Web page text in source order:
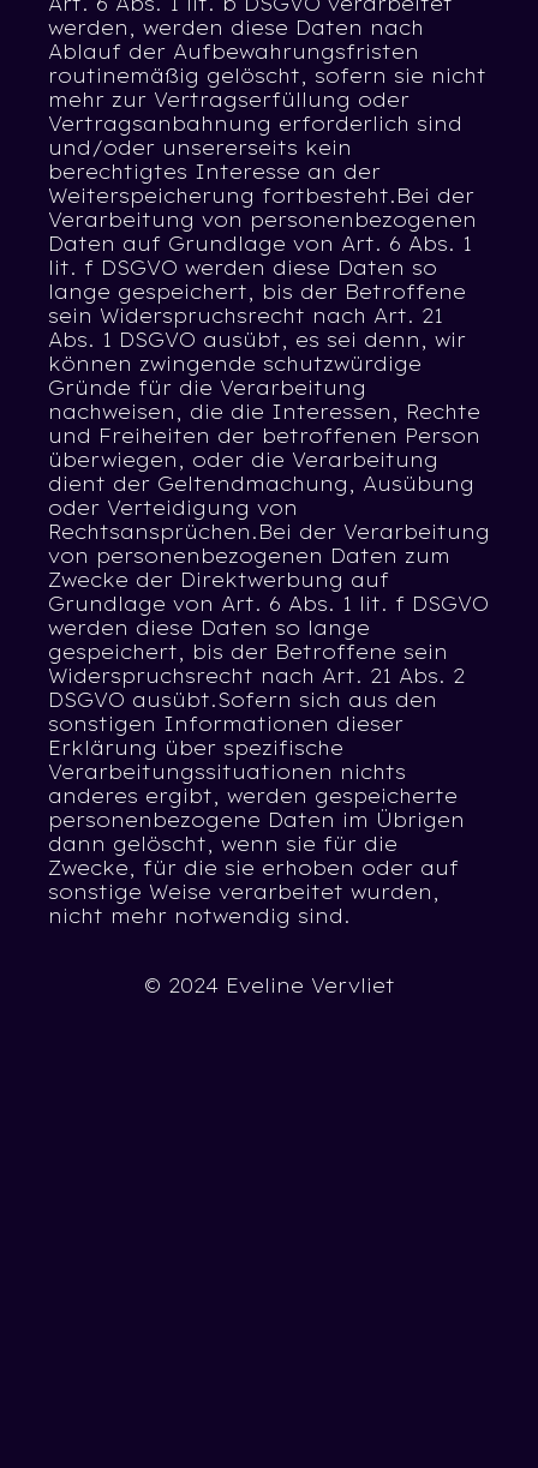
werden, werden diese Daten nach
Ablauf der Aufbewahrungsfristen
routinemäßig gelöscht, sofern sie nicht
mehr zur Vertragserfüllung oder
Vertragsanbahnung erforderlich sind
und/oder unsererseits kein
berechtigtes Interesse an der
Weiterspeicherung fortbesteht.Bei der
Verarbeitung von personenbezogenen
Daten auf Grundlage von Art. 6 Abs. 1
lit. f DSGVO werden diese Daten so
lange gespeichert, bis der Betroffene
sein Widerspruchsrecht nach Art. 21
Abs. 1 DSGVO ausübt, es sei denn, wir
können zwingende schutzwürdige
Gründe für die Verarbeitung
nachweisen, die die Interessen, Rechte
und Freiheiten der betroffenen Person
überwiegen, oder die Verarbeitung
dient der Geltendmachung, Ausübung
oder Verteidigung von
Rechtsansprüchen.Bei der Verarbeitung
von personenbezogenen Daten zum
Zwecke der Direktwerbung auf
Grundlage von Art. 6 Abs. 1 lit. f DSGVO
werden diese Daten so lange
gespeichert, bis der Betroffene sein
Widerspruchsrecht nach Art. 21 Abs. 2
DSGVO ausübt.Sofern sich aus den
sonstigen Informationen dieser
Erklärung über spezifische
Verarbeitungssituationen nichts
anderes ergibt, werden gespeicherte
personenbezogene Daten im Übrigen
dann gelöscht, wenn sie für die
Zwecke, für die sie erhoben oder auf
sonstige Weise verarbeitet wurden,
nicht mehr notwendig sind.
© 2024 Eveline Vervliet